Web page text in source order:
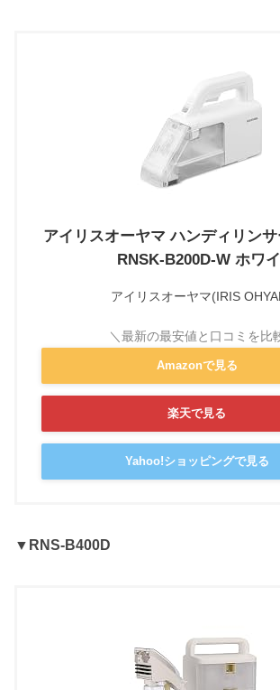
アイリスオーヤマ ハンディリン
RNSK-B200D-W ホワ
アイリスオーヤマ(IRIS
Amazonで見る
楽天で見る
Yahoo!ショッピングで見る
▼RNS-B400D